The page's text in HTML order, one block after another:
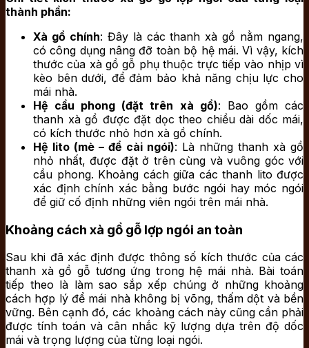
thành phần:
Xà gồ chính: Đây là các thanh xà gồ nằm ngang,
có công dụng nâng đỡ toàn bộ hệ mái. Vì vậy, kích
thước của xà gồ gỗ phụ thuộc trực tiếp vào nhịp vì
kèo bên dưới, để đảm bảo khả năng chịu lực cho
mái nhà.
Hệ cầu phong (đặt trên xà gồ): Bao gồm các
thanh xà gồ được đặt dọc theo chiều dài dốc mái,
có kích thước nhỏ hơn xà gồ chính.
Hệ lito (mè – để cài ngói): Là những thanh xà gồ
nhỏ nhất, được đặt ở trên cùng và vuông góc với
cầu phong. Khoảng cách giữa các thanh lito được
xác định chính xác bằng bước ngói hay móc ngói
để giữ cố định những viên ngói trên mái nhà.
Khoảng cách xà gồ gỗ lợp ngói an toàn
Sau khi đã xác định được thông số kích thước của các
thanh xà gồ gỗ tương ứng trong hệ mái nhà. Bài toán
tiếp theo là làm sao sắp xếp chúng ở những khoảng
cách hợp lý để mái nhà không bị võng, thấm dột và bền
vững. Bên cạnh đó, các khoảng cách này cũng cần phải
được tính toán và cân nhắc kỹ lượng dựa trên độ dốc
mái và trọng lượng của từng loại ngói.